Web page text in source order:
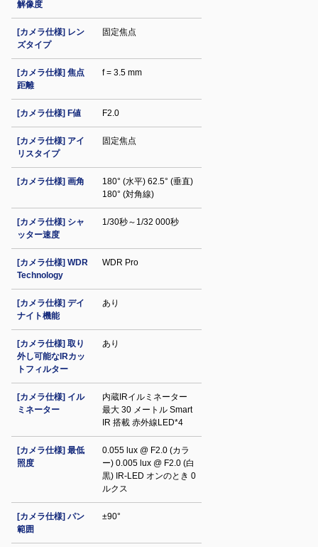
解像度
[カメラ仕様] レン
ズタイプ
固定焦点
[カメラ仕様] 焦点
距離
f = 3.5 mm
[カメラ仕様] F値 F2.0
[カメラ仕様] アイ
リスタイプ
固定焦点
[カメラ仕様] 画角
180° (水平) 62.5° (垂直)
180° (対角線)
[カメラ仕様] シャ
ッター速度
1/30秒～1/32 000秒
[カメラ仕様] WDR
Technology
WDR Pro
[カメラ仕様] デイ
ナイト機能
あり
[カメラ仕様] 取り
外し可能なIRカッ
トフィルター
あり
[カメラ仕様] イル
ミネーター
内蔵IRイルミネーター
最大 30 メートル Smart
IR 搭載 赤外線LED*4
[カメラ仕様] 最低
照度
0.055 lux @ F2.0 (カラ
ー) 0.005 lux @ F2.0 (白
黒) IR‐LED オンのとき 0
ルクス
[カメラ仕様] パン
範囲
±90°